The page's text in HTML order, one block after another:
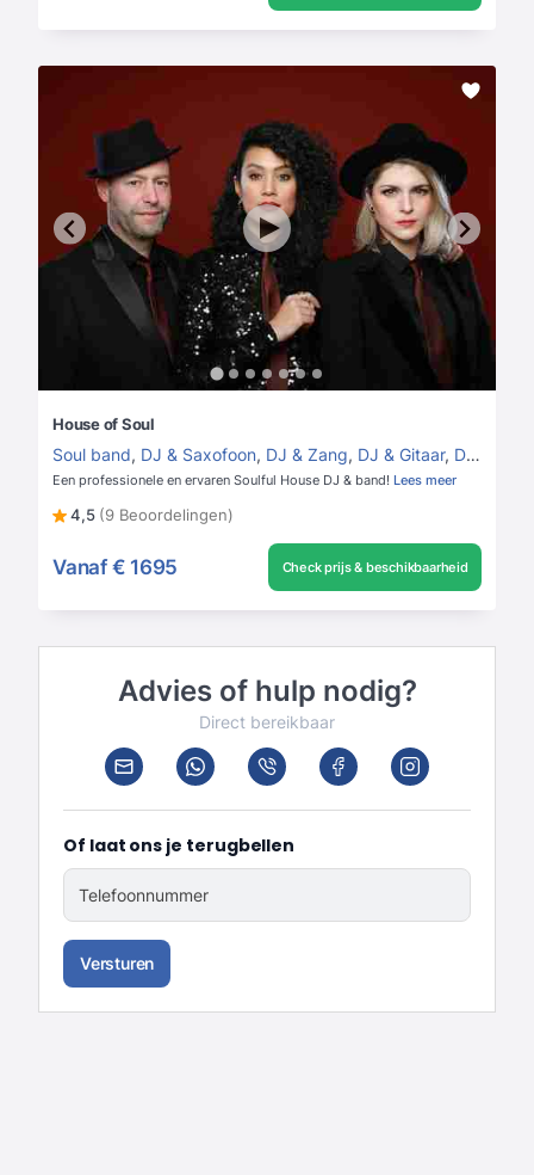
House of Soul
Soul band, DJ & Saxofoon, DJ & Zang, DJ & Gitaar, DJ & Band
Een professionele en ervaren Soulful House DJ & band! Lees meer
4,5 (9 Beoordelingen)
Vanaf € 1695 Check prijs & beschikbaarheid
Advies of hulp nodig?
Direct bereikbaar
Of laat ons je terugbellen
Telefoonnummer
Versturen